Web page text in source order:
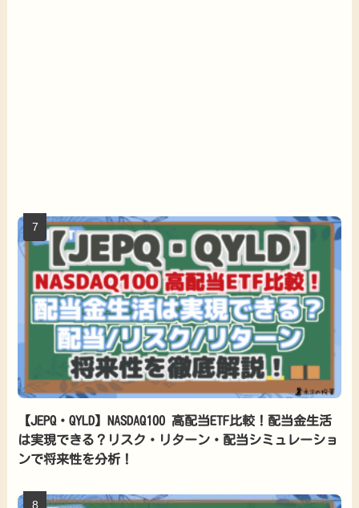
【JEPQ・QYLD】NASDAQ100 高配当ETF比較！配当金生活
は実現できる？リスク・リターン・配当シミュレーショ
ンで将来性を分析！